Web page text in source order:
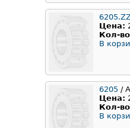
Цена:
Кол-
В
6205 /
Цена:
Кол-
В